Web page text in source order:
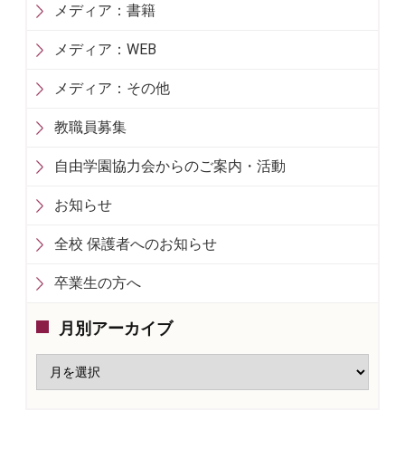
メディア：書籍
メディア：WEB
メディア：その他
教職員募集
自由学園協力会からのご案内・活動
お知らせ
全校 保護者へのお知らせ
卒業生の方へ
月別アーカイブ